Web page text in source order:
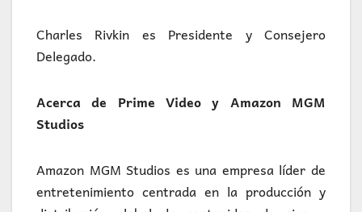
Charles Rivkin es Presidente y Consejero
Delegado.
Acerca de Prime Video y Amazon MGM
Studios
Amazon MGM Studios es una empresa líder de
entretenimiento centrada en la producción y